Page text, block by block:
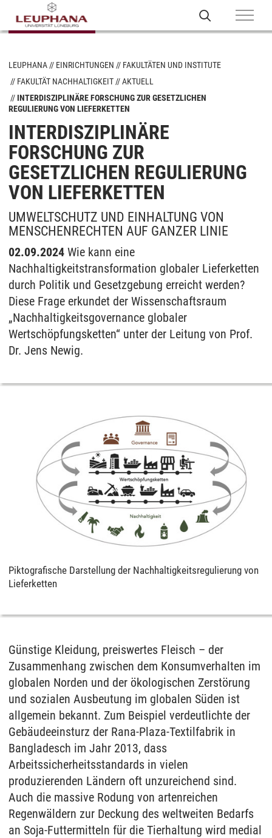
LEUPHANA EINRICHTUNGEN
FAKULTÄTEN UND INSTITUTE
FAKULTÄT NACHHALTIGKEIT
AKTUELL
INTERDISZIPLINÄRE FORSCHUNG ZUR GESETZLICHEN
REGULIERUNG VON LIEFERKETTEN
INTERDISZIPLINÄRE
FORSCHUNG ZUR
GESETZLICHEN REGULIERUNG
VON LIEFERKETTEN
UMWELTSCHUTZ UND EINHALTUNG VON
MENSCHENRECHTEN AUF GANZER LINIE
02.09.2024 Wie kann eine
Nachhaltigkeitstransformation globaler Lieferketten
durch Politik und Gesetzgebung erreicht werden?
Diese Frage erkundet der Wissenschaftsraum
„Nachhaltigkeitsgovernance globaler
Wertschöpfungsketten“ unter der Leitung von Prof.
Dr. Jens Newig.
Piktografische Darstellung der Nachhaltigkeitsregulierung von
Lieferketten
Günstige Kleidung, preiswertes Fleisch – der
Zusammenhang zwischen dem Konsumverhalten im
globalen Norden und der ökologischen Zerstörung
und sozialen Ausbeutung im globalen Süden ist
allgemein bekannt. Zum Beispiel verdeutlichte der
Gebäudeeinsturz der Rana-Plaza-Textilfabrik in
Bangladesch im Jahr 2013, dass
Arbeitssicherheitsstandards in vielen
produzierenden Ländern oft unzureichend sind.
Auch die massive Rodung von artenreichen
Regenwäldern zur Deckung des weltweiten Bedarfs
an Soja-Futtermitteln für die Tierhaltung wird medial